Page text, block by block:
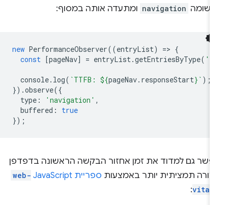
navigation ומתעדה אותה במסוף:
new PerformanceObserver((entryList) =
const [pageNav = entryList.getEntriesByType
console.log(`TTFB: ${pageNav.responseStart }
}).observe
type : 'navigation'
buffered: true
גם למדוד את זמן אחזור הבקשה הראשונה בדפדפן
תמציתית יותר באמצעותספריית JavaScript‏
web-
: